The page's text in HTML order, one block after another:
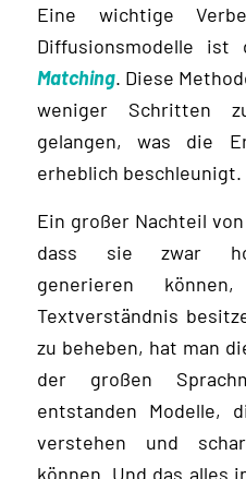
Eine wichtige
Diffusionsmodelle
Matching. Diese
weniger Schritten
gelangen, was die
erheblich beschleunigt.
Ein großer Nachteil
dass sie zwar
generieren
Textverständnis
zu beheben, hat man
der großen
entstanden Modelle,
verstehen und
können. Und das alles